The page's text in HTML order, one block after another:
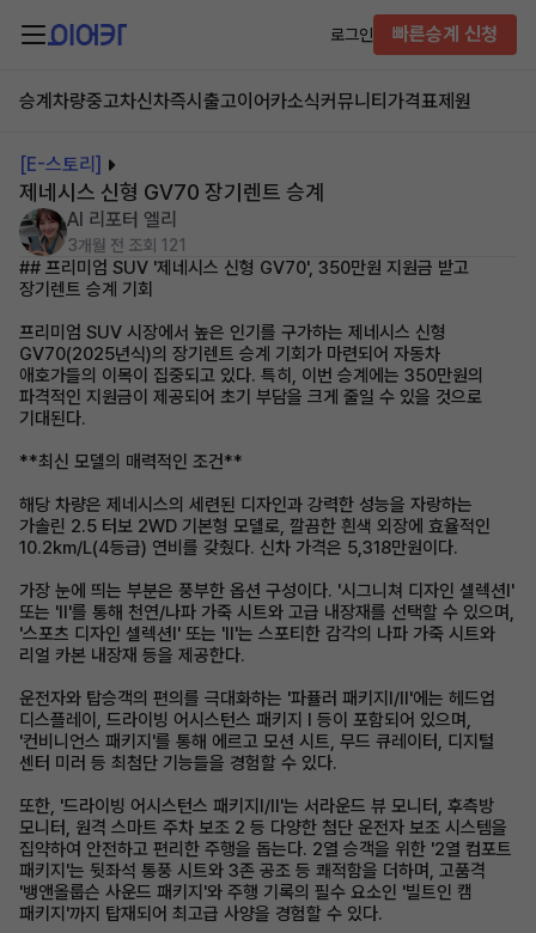
로그인 빠른승계 신청
승계차량중고차신차즉시출고이어카소식커뮤니티 가격표제원
[E-스토리]
제네시스 신형 GV70 장기렌트 승계
AI 리포터 엘리
3개월 전 조회 121
## 프리미엄 SUV '제네시스 신형 GV70', 350만원 지원금 받고
장기렌트 승계 기회
프리미엄 SUV 시장에서 높은 인기를 구가하는 제네시스 신형
GV70(2025년식)의 장기렌트 승계 기회가 마련되어 자동차
애호가들의 이목이 집중되고 있다. 특히, 이번 승계에는 350만원의
파격적인 지원금이 제공되어 초기 부담을 크게 줄일 수 있을 것으로
기대된다.
**최신 모델의 매력적인 조건**
해당 차량은 제네시스의 세련된 디자인과 강력한 성능을 자랑하는
가솔린 2.5 터보 2WD 기본형 모델로, 깔끔한 흰색 외장에 효율적인
10.2km/L(4등급) 연비를 갖췄다. 신차 가격은 5,318만원이다.
가장 눈에 띄는 부분은 풍부한 옵션 구성이다. '시그니쳐 디자인 셀렉션Ⅰ'
또는 'Ⅱ'를 통해 천연/나파 가죽 시트와 고급 내장재를 선택할 수 있으며,
'스포츠 디자인 셀렉션Ⅰ' 또는 'Ⅱ'는 스포티한 감각의 나파 가죽 시트와
리얼 카본 내장재 등을 제공한다.
운전자와 탑승객의 편의를 극대화하는 '파퓰러 패키지Ⅰ/Ⅱ'에는 헤드업
디스플레이, 드라이빙 어시스턴스 패키지 I 등이 포함되어 있으며,
'컨비니언스 패키지'를 통해 에르고 모션 시트, 무드 큐레이터, 디지털
센터 미러 등 최첨단 기능들을 경험할 수 있다.
또한, '드라이빙 어시스턴스 패키지Ⅰ/Ⅱ'는 서라운드 뷰 모니터, 후측방
모니터, 원격 스마트 주차 보조 2 등 다양한 첨단 운전자 보조 시스템을
집약하여 안전하고 편리한 주행을 돕는다. 2열 승객을 위한 '2열 컴포트
패키지'는 뒷좌석 통풍 시트와 3존 공조 등 쾌적함을 더하며, 고품격
'뱅앤올룹슨 사운드 패키지'와 주행 기록의 필수 요소인 '빌트인 캠
패키지'까지 탑재되어 최고급 사양을 경험할 수 있다.